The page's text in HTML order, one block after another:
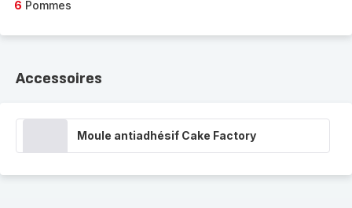
6 Pommes
Accessoires
Moule antiadhésif Cake Factory